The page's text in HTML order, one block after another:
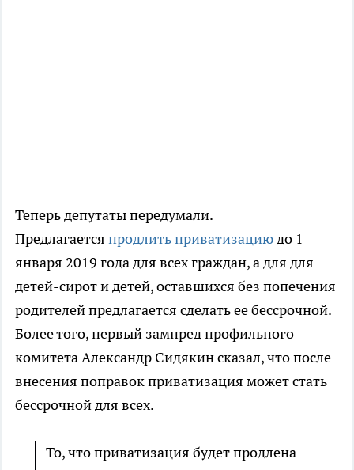
Теперь депутаты передумали.
Предлагается продлить приватизациюдо 1
января 2019 года для всех граждан, а для для
детей-сирот и детей, оставшихся без попечения
родителей предлагается сделать ее бессрочной.
Более того, первый зампред профильного
комитета Александр Сидякин сказал, что после
внесения поправок приватизация может стать
бессрочной для всех.
То, что приватизация будет продлена